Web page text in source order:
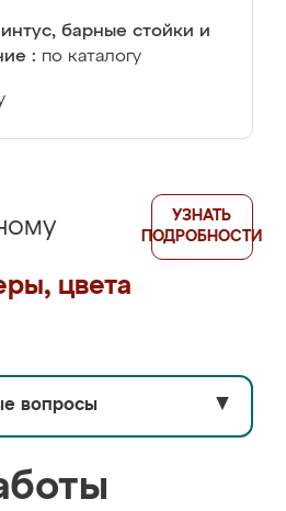
барные стойки и
: по каталогу
цвета
УЗНАТЬ
ПОДРОБНОСТИ
вопросы ▼